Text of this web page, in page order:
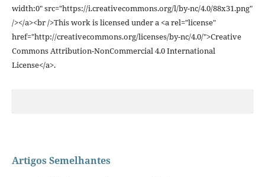
width:0" src="https://i.creativecommons.org/l/by-nc/4.0/88x31.png"
/></a><br />This work is licensed under a <a rel="license"
href="http://creativecommons.org/licenses/by-nc/4.0/">Creative
Commons Attribution-NonCommercial 4.0 International
License</a>.
Artigos Semelhantes